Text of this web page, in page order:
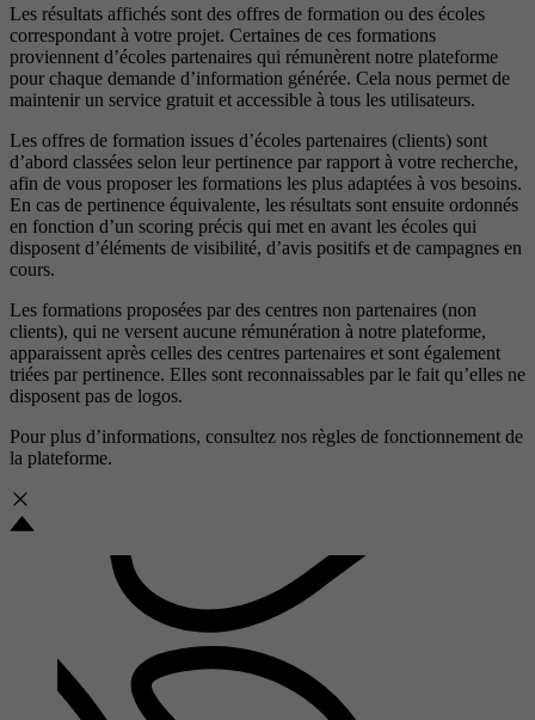
Les résultats affichés sont des offres de formation ou des écoles
correspondant à votre projet. Certaines de ces formations
proviennent d’écoles partenaires qui rémunèrent notre plateforme
pour chaque demande d’information générée. Cela nous permet de
maintenir un service gratuit et accessible à tous les utilisateurs.
Les offres de formation issues d’écoles partenaires (clients) sont
d’abord classées selon leur pertinence par rapport à votre recherche,
afin de vous proposer les formations les plus adaptées à vos besoins.
En cas de pertinence équivalente, les résultats sont ensuite ordonnés
en fonction d’un scoring précis qui met en avant les écoles qui
disposent d’éléments de visibilité, d’avis positifs et de campagnes en
cours.
Les formations proposées par des centres non partenaires (non
clients), qui ne versent aucune rémunération à notre plateforme,
apparaissent après celles des centres partenaires et sont également
triées par pertinence. Elles sont reconnaissables par le fait qu’elles ne
disposent pas de logos.
Pour plus d’informations, consultez nos règles de fonctionnement de
la plateforme.